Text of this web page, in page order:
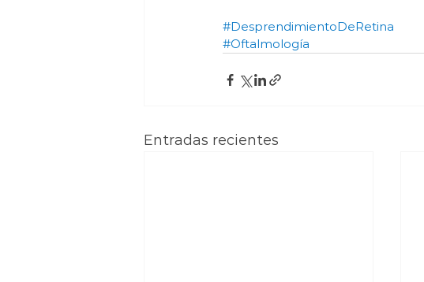
#DesprendimientoDeRetina
#Oftalmología
Entradas recientes